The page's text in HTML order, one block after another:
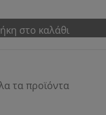
στο καλάθι
τα προϊόντα